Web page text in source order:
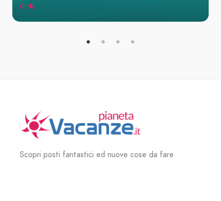
0
Scopri posti fantastici ed nuove cose da fare